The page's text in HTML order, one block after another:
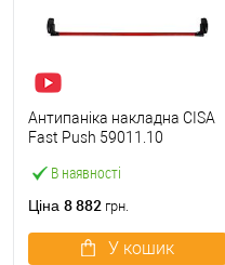
В наявності
Антипаніка накладна CISA
Fast Push 59011.10
штангою 1500 мм червона
Ціна 8 882 грн.
У кошик